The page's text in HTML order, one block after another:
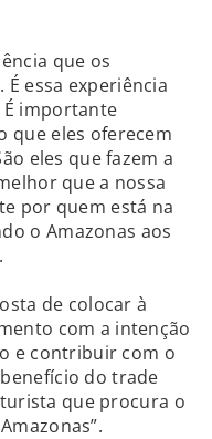
que os
essa experiência
importante
que eles oferecem
eles que fazem a
que a nossa
por quem está na
o Amazonas aos
de colocar à
com a intenção
e contribuir com o
do trade
que procura o